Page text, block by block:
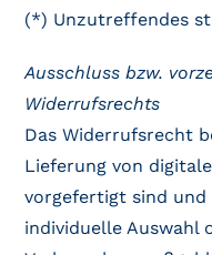
(*) Unzutreffendes
Ausschluss bzw.
Widerrufsrechts
Das Widerrufsrecht
Lieferung von
vorgefertigt sind
individuelle Auswahl